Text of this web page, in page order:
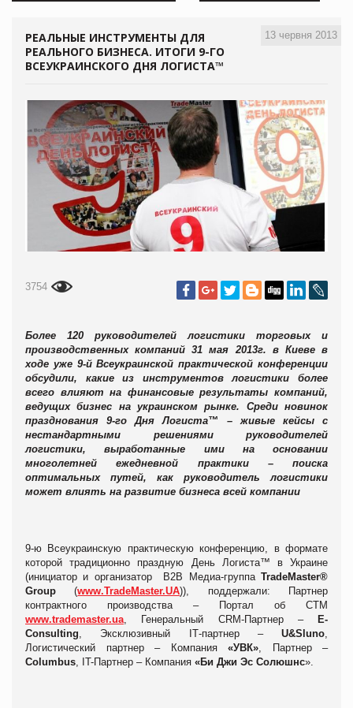
13 червня 2013
РЕАЛЬНЫЕ ИНСТРУМЕНТЫ ДЛЯ
РЕАЛЬНОГО БИЗНЕСА. ИТОГИ 9-ГО
ВСЕУКРАИНСКОГО ДНЯ ЛОГИСТА™
3754
Более 120 руководителей логистики торговых и
производственных компаний 31 мая 2013г. в Киеве в
ходе уже 9-й Всеукраинской практической конференции
обсудили, какие из инструментов логистики более
всего влияют на финансовые результаты компаний,
ведущих бизнес на украинском рынке. Среди новинок
празднования 9-го Дня Логиста™ – живые кейсы с
нестандартными решениями руководителей
логистики, выработанные ими на основании
многолетней ежедневной практики – поиска
оптимальных путей, как руководитель логистики
может влиять на развитие бизнеса всей компании
9-ю Всеукраинскую практическую конференцию, в формате
которой традиционно праздную День Логиста™ в Украине
(инициатор и организатор B2B Медиа-группа TradeMaster®
Group (www.TradeMaster.UA)), поддержали: Партнер
контрактного производства – Портал об СТМ
www.trademaster.ua , Генеральный CRM-Партнер – E-
Consulting , Эксклюзивный ІТ-партнер – U&Sluno
Логистический партнер – Компания «УВК» , Партнер –
Columbus , IT-Партнер – Компания «Би Джи Эс Солюшнс».